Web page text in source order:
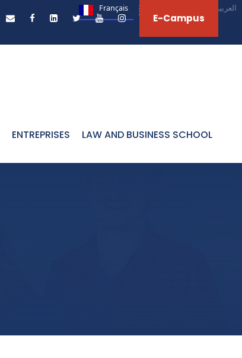
Français العربية‏
E-Campus
ENTREPRISES LAW AND BUSINESS SCHOOL